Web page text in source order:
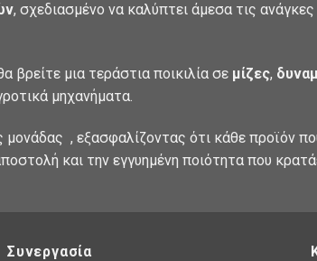
, σχεδιασμένο να καλύπτει άμεσα τις
βρείτε μια τεράστια ποικιλία σε μίζες,
μηχανήματα.
, εξασφαλίζοντας ότι κάθε προϊόν
και την εγγυημένη ποιότητα που
Συνεργασία